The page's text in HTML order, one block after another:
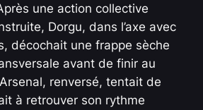
une action collective
Dorgu, dans l’axe avec
décochait une frappe sèche
avant de finir au
renversé, tentait de
à retrouver son rythme